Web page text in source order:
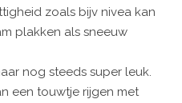
zoals bijv nivea kan
plakken als sneeuw
nog steeds super leuk.
een touwtje rijgen met